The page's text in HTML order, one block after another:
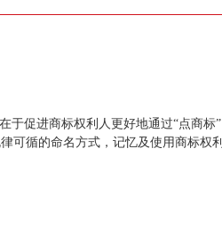
于促进商标权利人更好地通过“点商标”
可循的命名方式，记忆及使用商标权利